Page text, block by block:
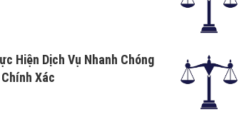
Hiện Dịch Vụ Nhanh Chóng
Xác